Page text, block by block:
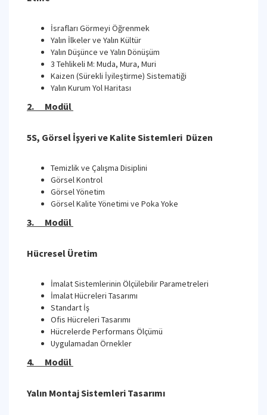
İsrafları Görmeyi Öğrenmek
Yalın İlkeler ve Yalın Kültür
Yalın Düşünce ve Yalın Dönüşüm
3 Tehlikeli M: Muda, Mura, Muri
Kaizen (Sürekli İyileştirme) Sistematiği
Yalın Kurum Yol Haritası
2. Modül
5S, Görsel İşyeri ve Kalite Sistemleri Düzen
Temizlik ve Çalışma Disiplini
Görsel Kontrol
Görsel Yönetim
Görsel Kalite Yönetimi ve Poka Yoke
3. Modül
Hücresel Üretim
İmalat Sistemlerinin Ölçülebilir Parametreleri
İmalat Hücreleri Tasarımı
Standart İş
Ofis Hücreleri Tasarımı
Hücrelerde Performans Ölçümü
Uygulamadan Örnekler
4. Modül
Yalın Montaj Sistemleri Tasarımı